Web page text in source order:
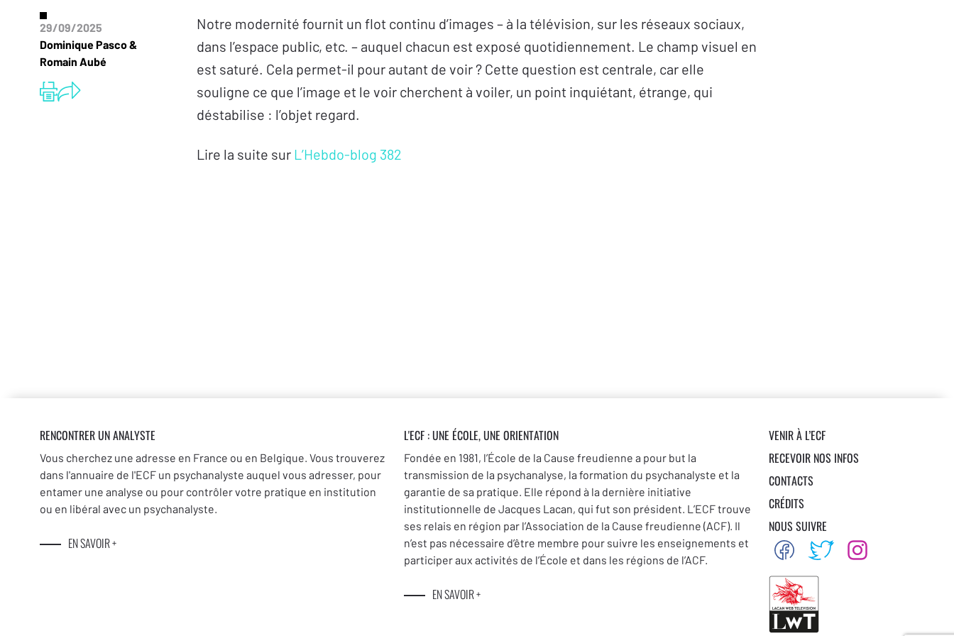
29/09/2025
Dominique Pasco &
Romain Aubé
Notre modernité fournit un flot continu d’images – à la télévision, sur les réseaux sociaux,
dans l’espace public, etc. – auquel chacun est exposé quotidiennement. Le champ visuel en
est saturé. Cela permet-il pour autant de voir ? Cette question est centrale, car elle
souligne ce que l’image et le voir cherchent à voiler, un point inquiétant, étrange, qui
déstabilise : l’objet regard.
Lire la suite sur L’Hebdo-blog 382
RENCONTRER UN ANALYSTE
Vous cherchez une adresse en France ou en Belgique. Vous trouverez
dans l'annuaire de l'ECF un psychanalyste auquel vous adresser, pour
entamer une analyse ou pour contrôler votre pratique en institution
ou en libéral avec un psychanalyste.
EN SAVOIR +
L'ECF : UNE ÉCOLE, UNE ORIENTATION
Fondée en 1981, l’École de la Cause freudienne a pour but la
transmission de la psychanalyse, la formation du psychanalyste et la
garantie de sa pratique. Elle répond à la dernière initiative
institutionnelle de Jacques Lacan, qui fut son président. L’ECF trouve
ses relais en région par l’Association de la Cause freudienne (ACF). Il
n’est pas nécessaire d’être membre pour suivre les enseignements et
participer aux activités de l’École et dans les régions de l’ACF.
EN SAVOIR +
VENIR À L’ECF
RECEVOIR NOS INFOS
CONTACTS
CRÉDITS
NOUS SUIVRE